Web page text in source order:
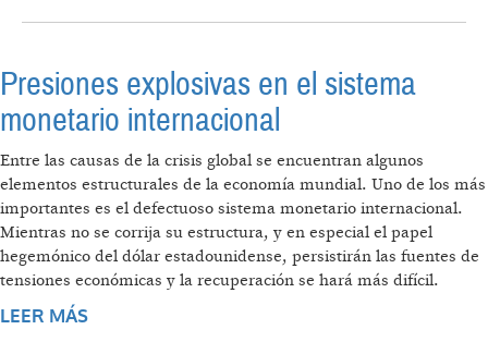
Presiones explosivas en el sistema
monetario internacional
Entre las causas de la crisis global se encuentran algunos
elementos estructurales de la economía mundial. Uno de los más
importantes es el defectuoso sistema monetario internacional.
Mientras no se corrija su estructura, y en especial el papel
hegemónico del dólar estadounidense, persistirán las fuentes de
tensiones económicas y la recuperación se hará más difícil.
LEER MÁS